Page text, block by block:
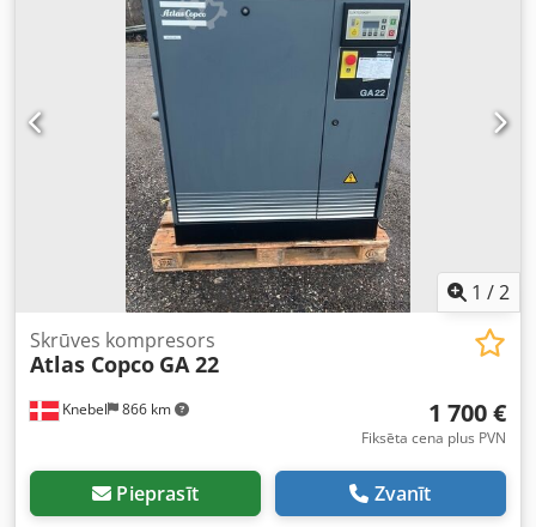
1 /2
Knebel 866 km
Skrūves kompresors
Atlas Copco GA 22
1 700 €
Fiksēta cena plus PVN
Pieprasīt Zvanīt